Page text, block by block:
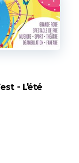
- L'été